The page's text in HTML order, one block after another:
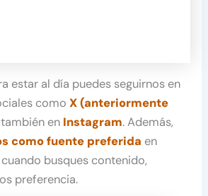
estar al día puedes seguirnos en
comoX (anteriormente
en Instagram. Además,
como fuente preferida en
busques contenido,
preferencia.